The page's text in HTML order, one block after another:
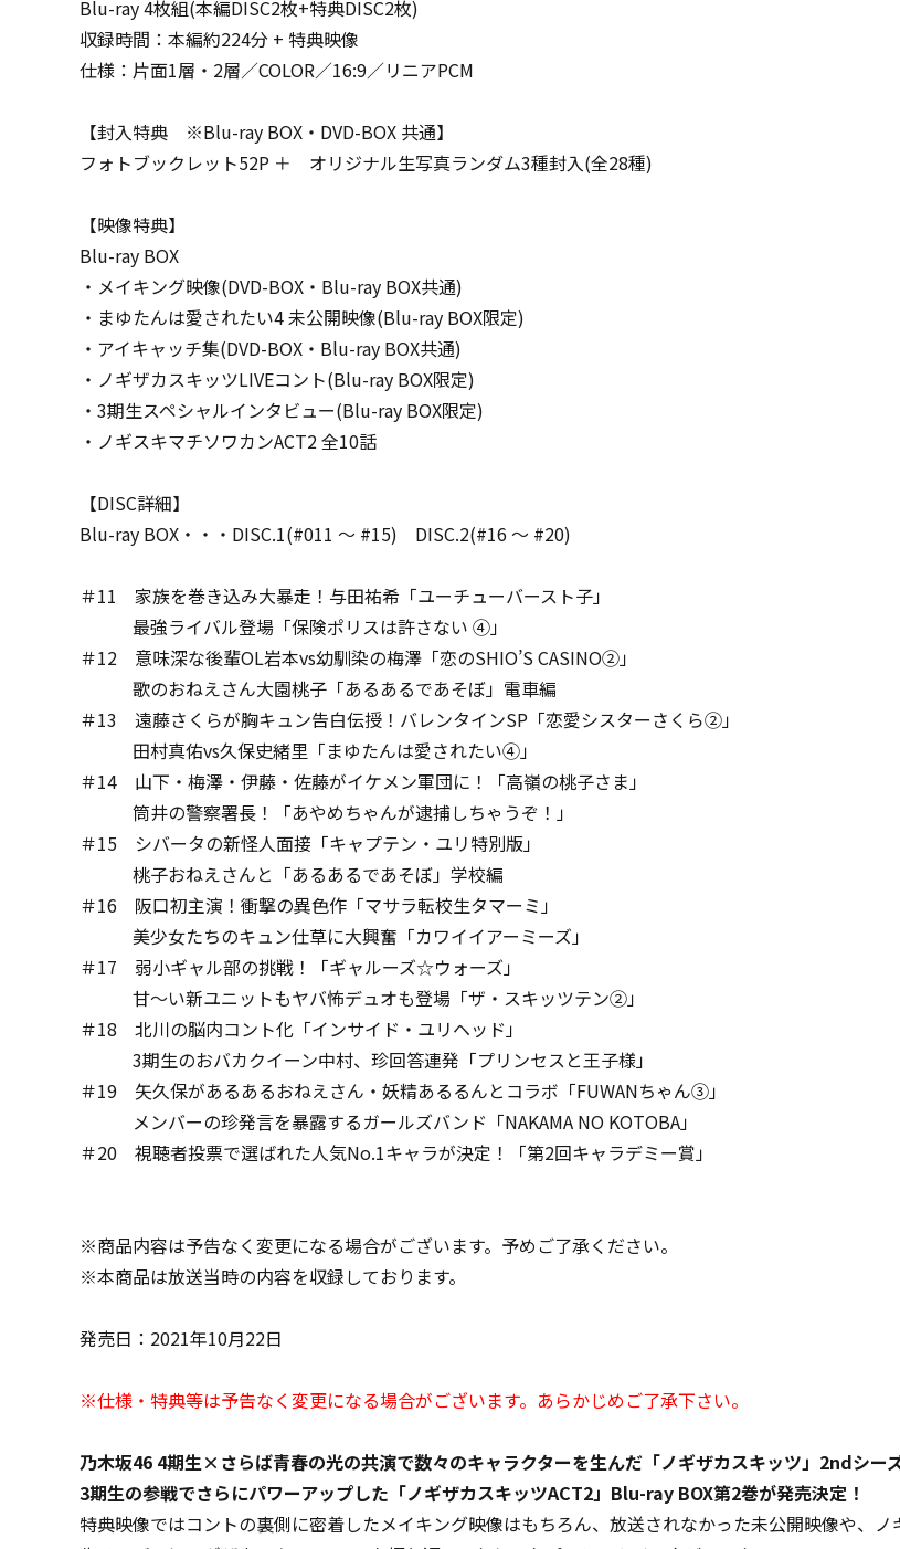
Blu-ray 4枚組(本編DISC2枚+特典DISC2枚)
収録時間：本編約224分 + 特典映像
仕様：片面1層・2層／COLOR／16:9／リニアPCM
【封入特典 ※Blu-ray BOX・DVD-BOX 共通】
フォトブックレット52P ＋ オリジナル生写真ランダム3種封入(全28種)
【映像特典】
Blu-ray BOX
・メイキング映像(DVD-BOX・Blu-ray BOX共通)
・まゆたんは愛されたい4 未公開映像(Blu-ray BOX限定)
・アイキャッチ集(DVD-BOX・Blu-ray BOX共通)
・ノギザカスキッツLIVEコント(Blu-ray BOX限定)
・3期生スペシャルインタビュー(Blu-ray BOX限定)
・ノギスキマチソワカンACT2 全10話
【DISC詳細】
Blu-ray BOX・・・DISC.1(#011 ～ #15) DISC.2(#16 ～ #20)
＃11 家族を巻き込み大暴走！与田祐希「ユーチューバースト子」
最強ライバル登場「保険ポリスは許さない ④」
＃12 意味深な後輩OL岩本vs幼馴染の梅澤「恋のSHIO’S CASINO②」
歌のおねえさん大園桃子「あるあるであそぼ」電車編
＃13 遠藤さくらが胸キュン告白伝授！バレンタインSP「恋愛シスターさくら②」
田村真佑vs久保史緒里「まゆたんは愛されたい④」
＃14 山下・梅澤・伊藤・佐藤がイケメン軍団に！「高嶺の桃子さま」
筒井の警察署長！「あやめちゃんが逮捕しちゃうぞ！」
＃15 シバータの新怪人面接「キャプテン・ユリ特別版」
桃子おねえさんと「あるあるであそぼ」学校編
＃16 阪口初主演！衝撃の異色作「マサラ転校生タマーミ」
美少女たちのキュン仕草に大興奮「カワイイアーミーズ」
＃17 弱小ギャル部の挑戦！「ギャルーズ☆ウォーズ」
甘～い新ユニットもヤバ怖デュオも登場「ザ・スキッツテン②」
＃18 北川の脳内コント化「インサイド・ユリヘッド」
3期生のおバカクイーン中村、珍回答連発「プリンセスと王子様」
＃19 矢久保があるあるおねえさん・妖精あるるんとコラボ「FUWANちゃん③」
メンバーの珍発言を暴露するガールズバンド「NAKAMA NO KOTOBA」
＃20 視聴者投票で選ばれた人気No.1キャラが決定！「第2回キャラデミー賞」
※商品内容は予告なく変更になる場合がございます。予めご了承ください。
※本商品は放送当時の内容を収録しております。
発売日：2021年10月22日
※仕様・特典等は予告なく変更になる場合がございます。あらかじめご了承下さい。
乃木坂46 4期生×さらば青春の光の共演で数々のキャラクターを生んだ「ノギザカスキッツ」2ndシー
3期生の参戦でさらにパワーアップした「ノギザカスキッツACT2」Blu-ray BOX第2巻が発売決定！
特典映像ではコントの裏側に密着したメイキング映像はもちろん、放送されなかった未公開映像や、